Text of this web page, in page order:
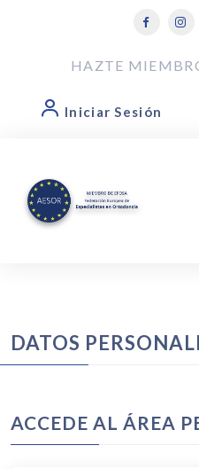
HAZTE
Iniciar Sesión
DATOS
ACCEDE AL ÁREA